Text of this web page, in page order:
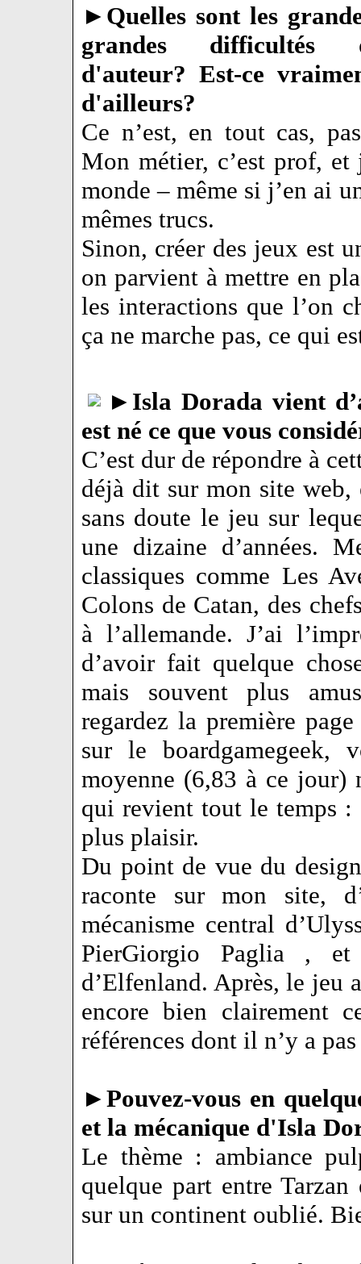
► Quelles sont les
grandes difficultés
d'auteur? Est-ce
d'ailleurs?
Ce n’est, en tout cas,
Mon métier, c’est prof, et
monde – même si j’en ai
mêmes trucs.
Sinon, créer des jeux est
on parvient à mettre en
les interactions que l’on
ça ne marche pas, ce qui
► Isla Dorada vient
est né ce que vous
C’est dur de répondre à
déjà dit sur mon site web,
sans doute le jeu sur
une dizaine d’années.
classiques comme Les
Colons de Catan, des
à l’allemande. J’ai
d’avoir fait quelque
mais souvent plus
regardez la première
sur le boardgamegeek,
moyenne (6,83 à ce jour)
qui revient tout le temps
plus plaisir.
Du point de vue du
raconte sur mon site,
mécanisme central
PierGiorgio Paglia ,
d’Elfenland. Après, le jeu
encore bien clairement
références dont il n’y a
►Pouvez-vous en
et la mécanique d'Isla
Le thème : ambiance
quelque part entre
sur un continent oublié.